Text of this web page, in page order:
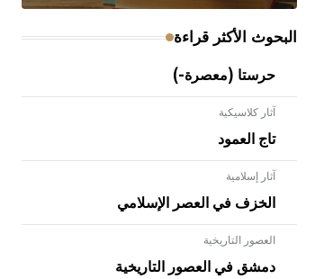
البحوث الأكثر قراءة
حرستا (معصرة-)
آثار كلاسيكية
تاج العمود
آثار إسلامية
الخزف في العصر الإسلامي
العصور التاريخية
دمشق في العصور التاريخية
- هل تعلم أن الأبلق نوع من الفنون
الهندسية التي ارتبطت بالعمارة الإسلامية